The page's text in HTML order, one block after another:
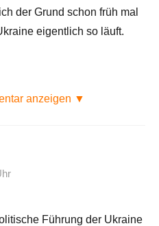
der Grund schon früh mal
eigentlich so läuft.
anzeigen ▼
Führung der Ukraine